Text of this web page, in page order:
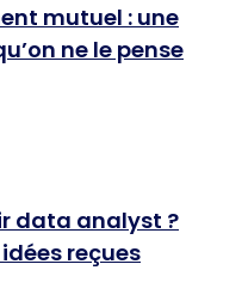
mutuel : une
ne le pense
data analyst ?
reçues